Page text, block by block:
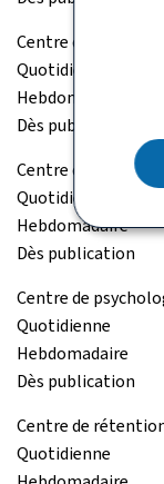
Centre de gestion
Quotidienne
Hebdomadaire
Dès publication
Centre de gestion
Quotidienne
Hebdomadaire
Dès publication
Centre de
Quotidienne
Hebdomadaire
Dès publication
Centre de
Quotidienne